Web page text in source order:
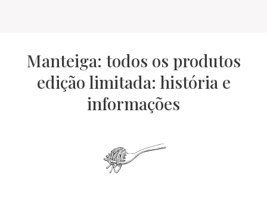
Manteiga: todos os produtos
edição limitada: história e
informações